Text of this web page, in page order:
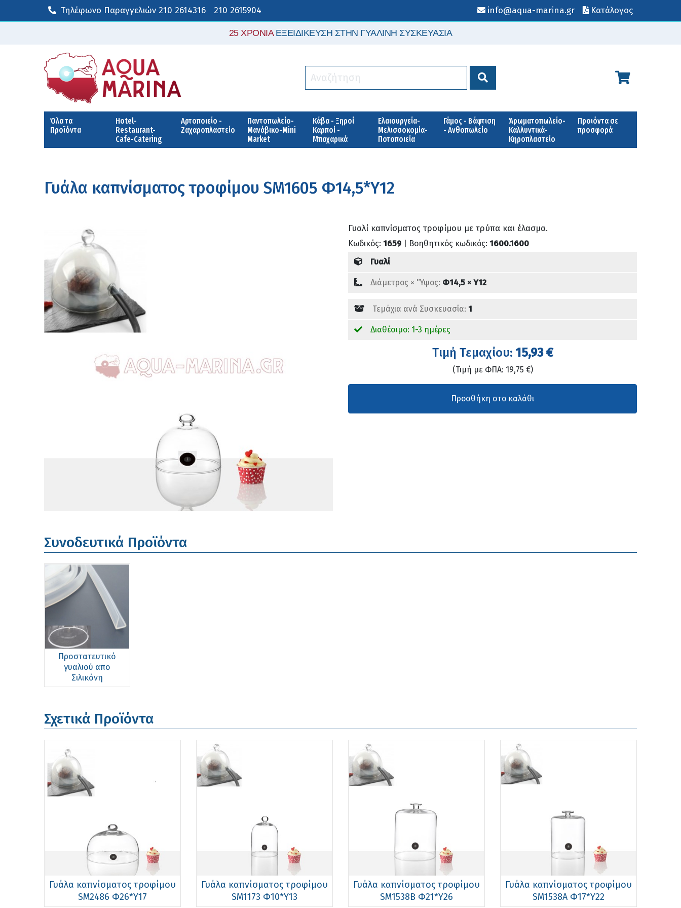
Τηλέφωνο Παραγγελιών 210 2614316 210 2615904 info@aqua-marina.gr Κατάλογος
25 ΧΡΟΝΙΑΕΞΕΙΔΙΚΕΥΣΗ ΣΤΗΝ ΓΥΑΛΙΝΗ ΣΥΣΚΕΥΑΣΙΑ
Όλα τα
Προϊόντα
Hotel-
Restaurant-
Cafe-Catering
Αρτοποιείο -
Ζαχαροπλαστείο
Παντοπωλείο-
Μανάβικο-Mini
Market
Κάβα - Ξηροί
Καρποί -
Μπαχαρικά
Ελαιουργεία-
Μελισσοκομία-
Ποτοποιεία
Γάμος - Βάφτιση
- Ανθοπωλείο
Άρωματοπωλείο-
Καλλυντικά-
Κηροπλαστείο
Προιόντα σε
προσφορά
Γυάλα καπνίσματος τροφίμου SM1605 Φ14,5*Υ12
Γυαλί καπνίσματος τροφίμου με τρύπα και έλασμα.
Κωδικός: 1659 | Βοηθητικός κωδικός: 1600.1600
Γυαλί
Διάμετρος × 'Ύψος: Φ14,5 × Υ12
Τεμάχια ανά Συσκευασία: 1
Διαθέσιμο: 1-3 ημέρες
Tιμή Τεμαχίου: 15,93 €
(Τιμή με ΦΠΑ: 19,75 €)
Συνοδευτικά Προϊόντα
Προστατευτικό
γυαλιού απο
Σιλικόνη
Σχετικά Προϊόντα
Γυάλα καπνίσματος τροφίμου
SM2486 Φ26*Υ17
Γυάλα καπνίσματος τροφίμου
SM1173 Φ10*Υ13
Γυάλα καπνίσματος τροφίμου
SM1538Β Φ21*Υ26
Γυάλα καπνίσματος τροφίμου
SM1538Α Φ17*Υ22